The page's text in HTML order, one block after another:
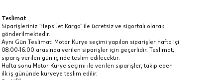
Taksit Toplamı
Teslimat
Siparişleriniz "HepsiJet Kargo" ile ücretsiz ve sigortalı olarak
gönderilmektedir.
Aynı Gün Teslimat: Motor Kurye seçimi yapılan siparişler hafta içi
08:00-16:00 arasında verilen siparişler için geçerlidir. Teslimat;
sipariş verilen gün içinde teslim edilecektir.
Hafta sonu Motor Kurye seçimi ile verilen siparişler, takip eden
ilk iş gününde kuryeye teslim edilir.